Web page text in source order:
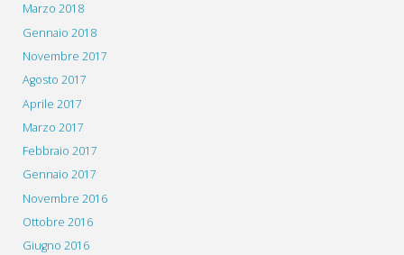
Marzo 2018
Gennaio 2018
Novembre 2017
Agosto 2017
Aprile 2017
Marzo 2017
Febbraio 2017
Gennaio 2017
Novembre 2016
Ottobre 2016
Giugno 2016